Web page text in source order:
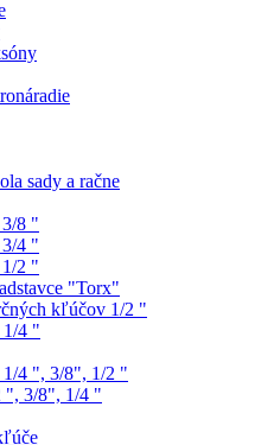
sady a račne
3/8 "
3/4 "
1/2 "
"Torx"
kľúčov 1/2 "
1/4 "
1/4 ", 3/8", 1/2 "
", 3/8", 1/4 "